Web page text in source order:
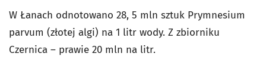
W Łanach odnotowano 28, 5 mln sztuk Prymnesium
parvum (złotej algi) na 1 litr wody. Z zbiorniku
Czernica – prawie 20 mln na litr.